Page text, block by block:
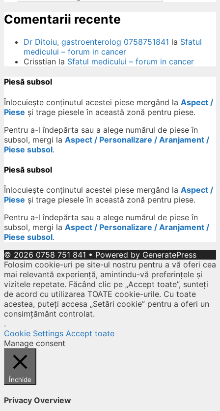
Comentarii recente
Dr Ditoiu, gastroenterolog 0758751841 la Sfatul
medicului – forum in cancer
Crisstian la Sfatul medicului – forum in cancer
Piesă subsol
Înlocuiește conținutul acestei piese mergând la Aspect /
Piese și trage piesele în această zonă pentru piese.
Pentru a-l îndepărta sau a alege numărul de piese în
subsol, mergi la Aspect / Personalizare / Aranjament /
Piese subsol.
Piesă subsol
Înlocuiește conținutul acestei piese mergând la Aspect /
Piese și trage piesele în această zonă pentru piese.
Pentru a-l îndepărta sau a alege numărul de piese în
subsol, mergi la Aspect / Personalizare / Aranjament /
Piese subsol.
© 2026 0758 751 841 • Powered by GeneratePress
Folosim cookie-uri pe site-ul nostru pentru a vă oferi cea
mai relevantă experiență, amintindu-vă preferințele și
vizitele repetate. Făcând clic pe „Accept toate”, sunteți
de acord cu utilizarea TOATE cookie-urile. Cu toate
acestea, puteți accesa „Setări cookie” pentru a oferi un
consimțământ controlat.
.
Cookie Settings Accept toate
Manage consent
Închide
Privacy Overview